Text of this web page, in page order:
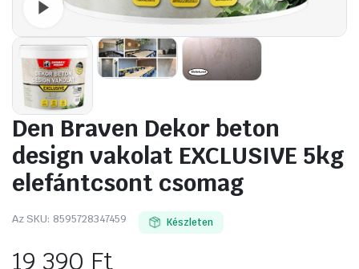
Watch video
Den Braven Dekor beton
design vakolat EXCLUSIVE 5kg
elefántcsont csomag
Az SKU: 8595728347459 Készleten
19 390 Ft